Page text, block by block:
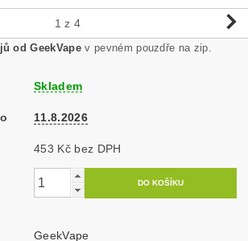
1 z 4
od GeekVapev pevném pouzdře na zip.
Skladem
11.8.2026
453 Kč bez DPH
GeekVape